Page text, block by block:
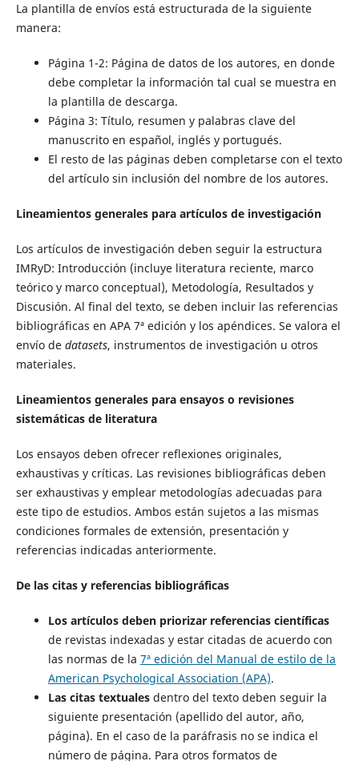
La plantilla de envíos está estructurada de la siguiente
manera:
Página 1-2: Página de datos de los autores, en donde
debe completar la información tal cual se muestra en
la plantilla de descarga.
Página 3: Título, resumen y palabras clave del
manuscrito en español, inglés y portugués.
El resto de las páginas deben completarse con el texto
del artículo sin inclusión del nombre de los autores.
Lineamientos generales para artículos de investigación
Los artículos de investigación deben seguir la estructura
IMRyD: Introducción (incluye literatura reciente, marco
teórico y marco conceptual), Metodología, Resultados y
Discusión. Al final del texto, se deben incluir las referencias
bibliográficas en APA 7ª edición y los apéndices. Se valora el
envío de datasets, instrumentos de investigación u otros
materiales.
Lineamientos generales para ensayos o revisiones
sistemáticas de literatura
Los ensayos deben ofrecer reflexiones originales,
exhaustivas y críticas. Las revisiones bibliográficas deben
ser exhaustivas y emplear metodologías adecuadas para
este tipo de estudios. Ambos están sujetos a las mismas
condiciones formales de extensión, presentación y
referencias indicadas anteriormente.
De las citas y referencias bibliográficas
Los artículos deben priorizar referencias científicas
de revistas indexadas y estar citadas de acuerdo con
las normas de la 7ª edición del Manual de estilo de la
American Psychological Association (APA).
Las citas textualesdentro del texto deben seguir la
siguiente presentación (apellido del autor, año,
página). En el caso de la paráfrasis no se indica el
número de página. Para otros formatos de